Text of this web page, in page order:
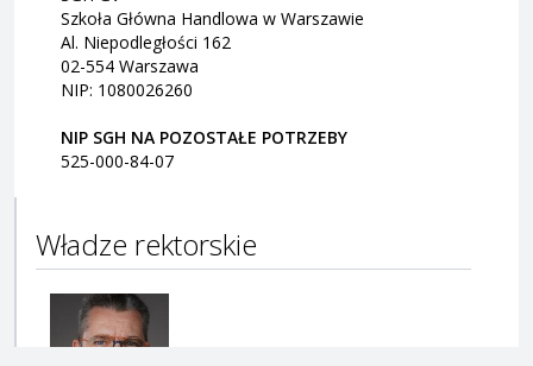
Szkoła Główna Handlowa w Warszawie
Al. Niepodległości 162
02-554 Warszawa
NIP: 1080026260
NIP SGH NA POZOSTAŁE POTRZEBY
525-000-84-07
Władze rektorskie